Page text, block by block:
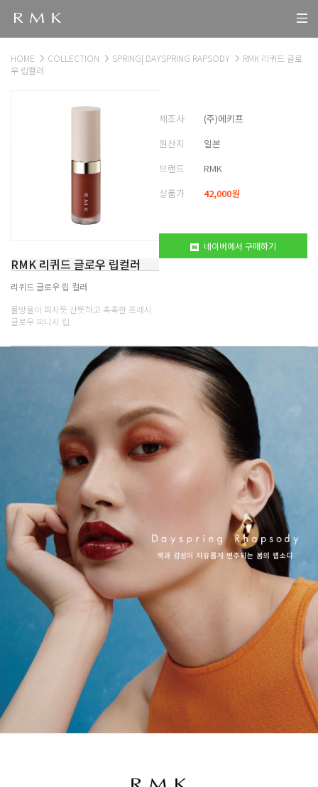
HOME COLLECTION SPRING| DAYSPRING RAPSODY
RMK 리퀴드 글로
우 립컬러
RMK 리퀴드 글로우 립컬러
리퀴드 글로우 립 컬러
물방울이 퍼지듯 산뜻하고 촉촉한 프레시
글로우 피니시 립
제조사
(주)에키프
원산지
일본
브랜드
RMK
상품가
42,000원
네이버에서 구매하기